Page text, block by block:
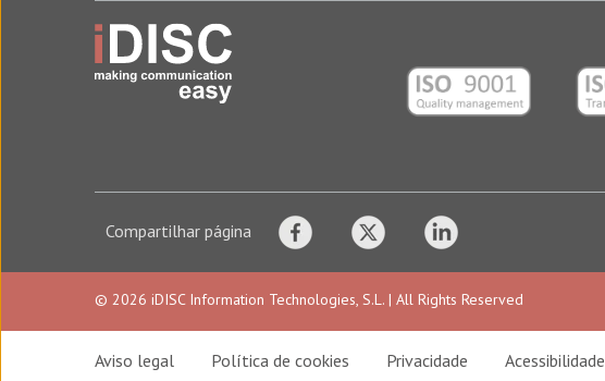
Rio Grande do Sul – Brasil
Tel: (+55) (51) 3500 1769
Agência de tradução em Porto Alegre
Compartilhar página
© 2026 iDISC Information Technologies, S.L. | All Rights Reserved
Aviso legal Política de cookies Privacidade Acessibilidade